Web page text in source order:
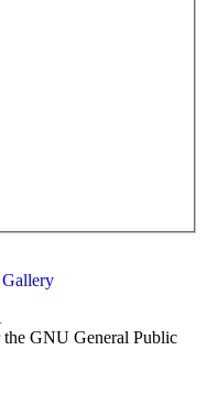
Gallery
the GNU General Public